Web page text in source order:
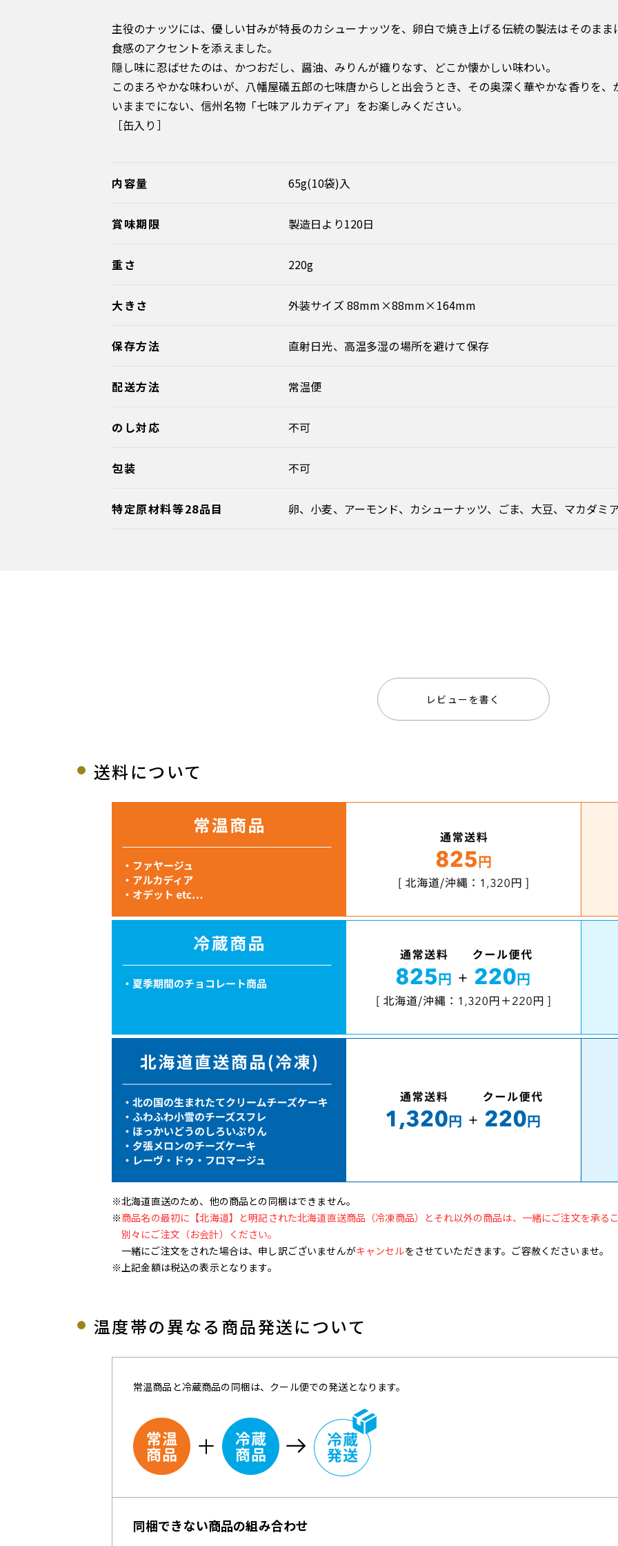
主役のナッツには、優しい甘みが特長のカシューナッツを、卵白で焼き上げる伝統の製法はそのま
食感のアクセントを添えました。
隠し味に忍ばせたのは、かつおだし、醤油、みりんが織りなす、どこか懐かしい味わい。
このまろやかな味わいが、八幡屋礒五郎の七味唐からしと出会うとき、その奥深く華やかな香りを
いままでにない、信州名物「七味アルカディア」をお楽しみください。
［缶入り］
内容量 65g(10袋)入
賞味期限 製造日より120日
重さ 220g
大きさ 外装サイズ 88mm×88mm×164mm
保存方法 直射日光、高温多湿の場所を避けて保存
配送方法 常温便
のし対応 不可
包装 不可
特定原材料等28品目 卵、小麦、アーモンド、カシューナッツ、ごま、大豆、マカダミ
レビューを書く
送料について
※北海道直送のため、他の商品との同梱はできません。
※商品名の最初に【北海道】と明記された北海道直送商品（冷凍商品）とそれ以外の商品は、一緒にご注文を承る
別々にご注文（お会計）ください。
一緒にご注文をされた場合は、申し訳ございませんがキャンセルをさせていただきます。ご容赦くださいませ。
※上記金額は税込の表示となります。
温度帯の異なる商品発送について
常温商品と冷蔵商品の同梱は、クール便での発送となります。
同梱できない商品の組み合わせ